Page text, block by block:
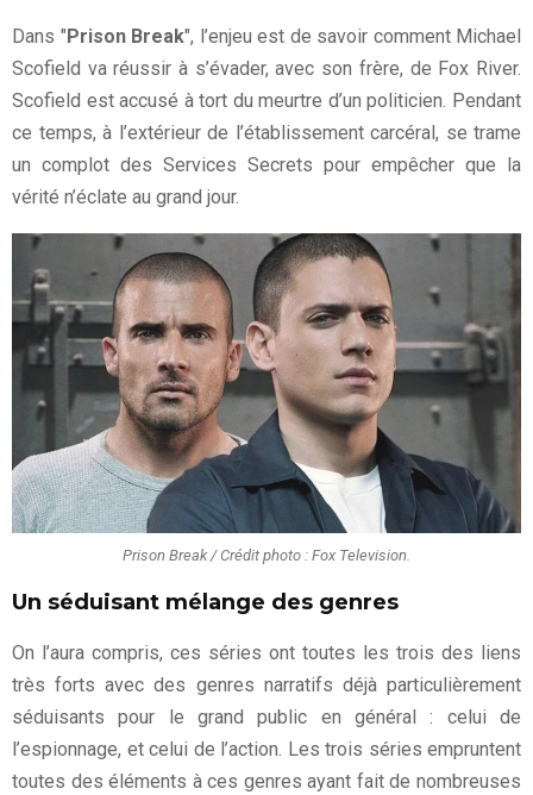
Dans "Prison Break", l’enjeu est de savoir comment Michael
Scofield va réussir à s’évader, avec son frère, de Fox River.
Scofield est accusé à tort du meurtre d’un politicien. Pendant
ce temps, à l’extérieur de l’établissement carcéral, se trame
un complot des Services Secrets pour empêcher que la
vérité n’éclate au grand jour.
Prison Break / Crédit photo : Fox Television.
Un séduisant mélange des genres
On l’aura compris, ces séries ont toutes les trois des liens
très forts avec des genres narratifs déjà particulièrement
séduisants pour le grand public en général : celui de
l’espionnage, et celui de l’action. Les trois séries empruntent
toutes des éléments à ces genres ayant fait de nombreuses